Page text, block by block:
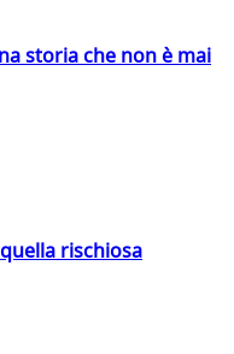
storia che non è mai
rischiosa